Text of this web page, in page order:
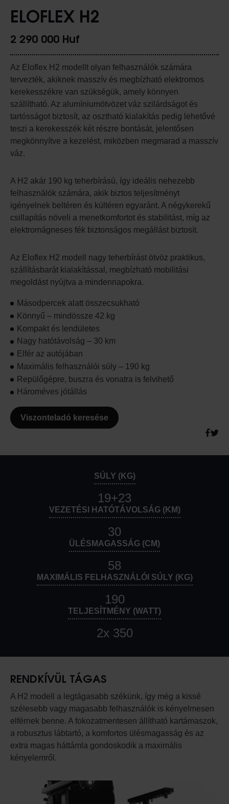
ELOFLEX H2
2 290 000 Huf
Az Eloflex H2 modellt olyan felhasználók számára
tervezték, akiknek masszív és megbízható elektromos
kerekesszékre van szükségük, amely könnyen
szállítható. Az alumíniumötvözet váz szilárdságot és
tartósságot biztosít, az osztható kialakítás pedig lehetővé
teszi a kerekesszék két részre bontását, jelentősen
megkönnyítve a kezelést, miközben megmarad a masszív
váz.
A H2 akár 190 kg teherbírású, így ideális nehezebb
felhasználók számára, akik biztos teljesítményt
igényelnek beltéren és kültéren egyaránt. A négykerekű
csillapítás növeli a menetkomfortot és stabilitást, míg az
elektromágneses fék biztonságos megállást biztosít.
Az Eloflex H2 modell nagy teherbírást ötvöz praktikus,
szállításbarát kialakítással, megbízható mobilitási
megoldást nyújtva a mindennapokra.
Másodpercek alatt összecsukható
Könnyű – mindössze 42 kg
Kompakt és lendületes
Nagy hatótávolság – 30 km
Elfér az autójában
Maximális felhasználói súly – 190 kg
Repülőgépre, buszra és vonatra is felvihető
Hároméves jótállás
Viszonteladó keresése
SÚLY (KG)
19+23
VEZETÉSI HATÓTÁVOLSÁG (KM)
30
ÜLÉSMAGASSÁG (CM)
58
MAXIMÁLIS FELHASZNÁLÓI SÚLY (KG)
190
TELJESÍTMÉNY (WATT)
2x 350
RENDKÍVÜL TÁGAS
A H2 modell a legtágasabb székünk, így még a kissé
szélesebb vagy magasabb felhasználók is kényelmesen
elférnek benne. A fokozatmentesen állítható kartámaszok,
a robusztus lábtartó, a komfortos ülésmagasság és az
extra magas háttámla gondoskodik a maximális
kényelemről.